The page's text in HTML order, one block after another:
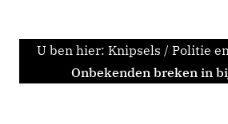
U ben hier: Knipsels / Politie
Onbekenden breken in